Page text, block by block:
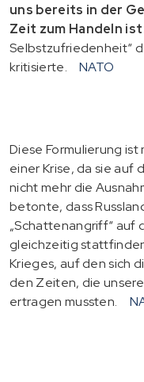
uns bereits in der
Zeit zum Handeln
Selbstzufriedenheit“
kritisierte.
NATO
Diese Formulierung ist
einer Krise, da sie auf
nicht mehr die
betonte, dass
„Schattenangriff“ auf
gleichzeitig
Krieges, auf den sich
den Zeiten, die
ertragen mussten.